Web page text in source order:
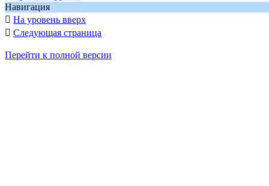
Навигация
 На уровень вверх
 Следующая страница
Перейти к полной версии